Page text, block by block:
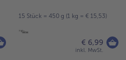
15 Stück = 450 g (1 kg = € 15,53)
€ 6,99
inkl. MwSt.